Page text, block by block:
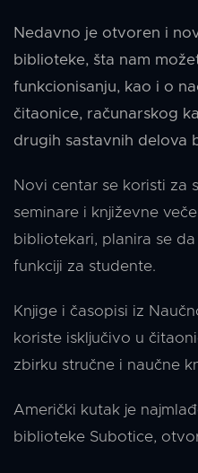
Nedavno je otvoren i
biblioteke, šta nam
funkcionisanju, kao i o
čitaonice, računarskog
drugih sastavnih delova
Novi centar se koristi za
seminare i književne
bibliotekari, planira se
funkciji za studente.
Knjige i časopisi iz
koriste isključivo u
zbirku stručne i naučne
Američki kutak je
biblioteke Subotice,